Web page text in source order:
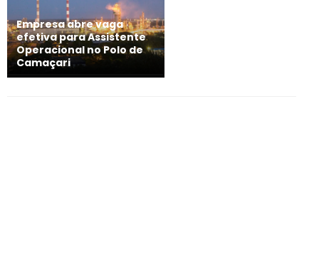
Empresa abre vaga
efetiva para Assistente
Operacional no Polo de
Camaçari